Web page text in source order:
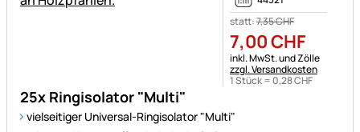
25x Ringisolator "Multi"
vielseitiger Universal-Ringisolator "Multi"
statt:7,35CHF
7,00CHF
Steuerhinweis:
inkl. MwSt. und Zölle
zzgl. Versandkosten
1 Stück = 0,28CHF